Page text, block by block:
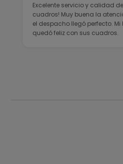
Excelente servicio y calidad
cuadros! Muy buena la
el despacho llegó perfecto. Mi
quedó feliz con sus cuadros.